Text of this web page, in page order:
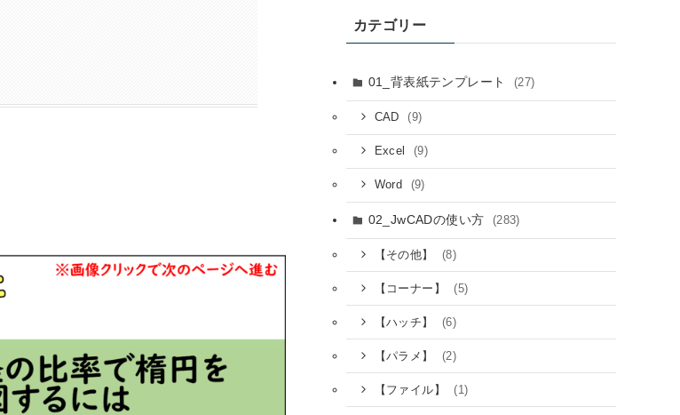
カテゴリー
01_背表紙テンプレート (27)
CAD (9)
Excel (9)
Word (9)
02_JwCADの使い方 (283)
【その他】 (8)
【コーナー】 (5)
【ハッチ】 (6)
【パラメ】 (2)
【ファイル】 (1)